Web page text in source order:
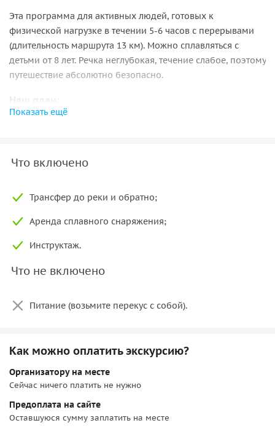
Эта программа для активных людей, готовых к
физической нагрузке в течении 5-6 часов с перерывами
(длительность маршрута 13 км). Можно сплавляться с
детьми от 8 лет. Речка неглубокая, течение слабое, поэтому
путешествие абсолютно безопасно.
Наш план:
маршрута, примерка спас жилетов и весел;
в 3-4 контрольных точках;
Показать ещё
Что включено
Трансфер до реки и обратно;
Аренда сплавного снаряжения;
Инструктаж.
Что не включено
Питание (возьмите перекус с собой).
Как можно оплатить экскурсию?
Организатору на месте
Сейчас ничего платить не нужно
Предоплата на сайте
Оставшуюся сумму заплатить на месте